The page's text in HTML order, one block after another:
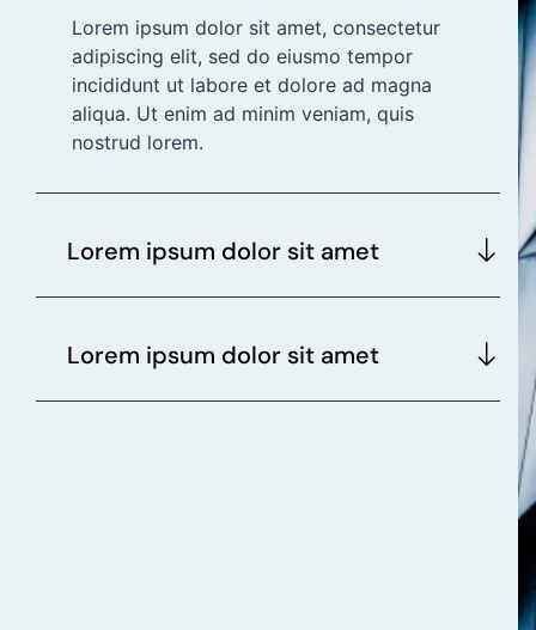
Lorem ipsum dolor sit amet, consectetur
adipiscing elit, sed do eiusmo tempor
incididunt ut labore et dolore ad magna
aliqua. Ut enim ad minim veniam, quis
nostrud lorem.
Lorem ipsum dolor sit amet
Lorem ipsum dolor sit amet